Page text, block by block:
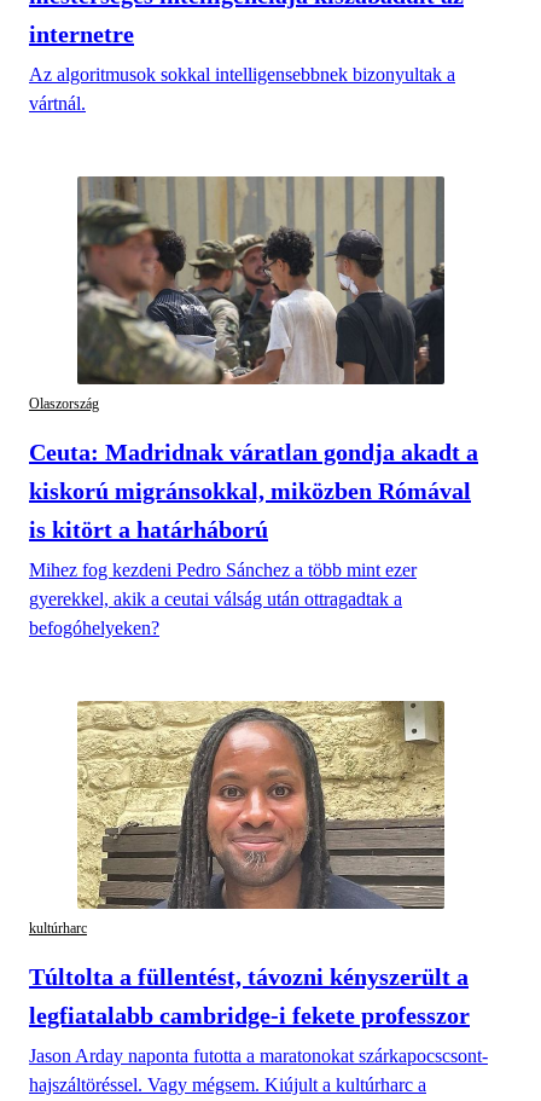
internetre
Az algoritmusok sokkal intelligensebbnek bizonyultak a
vártnál.
Olaszország
Ceuta: Madridnak váratlan gondja akadt a
kiskorú migránsokkal, miközben Rómával
is kitört a határháború
Mihez fog kezdeni Pedro Sánchez a több mint ezer
gyerekkel, akik a ceutai válság után ottragadtak a
befogóhelyeken?
kultúrharc
Túltolta a füllentést, távozni kényszerült a
legfiatalabb cambridge-i fekete professzor
Jason Arday naponta futotta a maratonokat szárkapocscsont-
hajszáltöréssel. Vagy mégsem. Kiújult a kultúrharc a